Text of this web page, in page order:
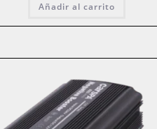
Añadir al carrito